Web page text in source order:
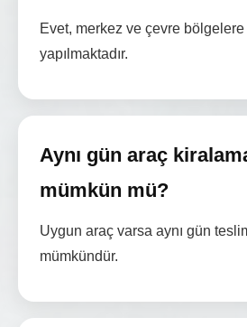
Evet, merkez ve çevre
yapılmaktadır.
Aynı gün araç
mümkün mü?
Uygun araç varsa aynı gün
mümkündür.